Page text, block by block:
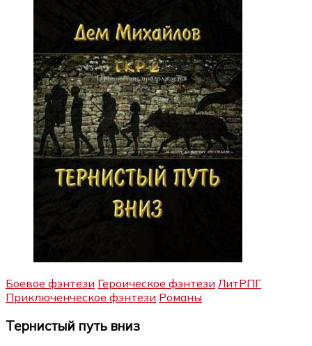
Боевое фэнтези Героическое фэнтези ЛитРПГ
Приключенческое фэнтези Романы
Тернистый путь вниз